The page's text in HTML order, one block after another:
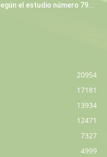
el estudio número 79...
20954
17181
13934
12471
7327
4999